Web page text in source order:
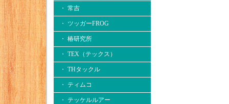
・ 常吉
・ ツッガーFROG
・ 椿研究所
・ TEX（テックス）
・ THタックル
・ ティムコ
・ テッケルルアー